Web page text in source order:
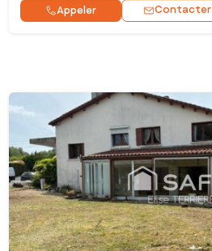
Appeler Contacter